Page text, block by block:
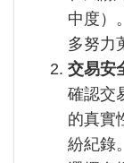
中度）
多努力
交易安
確認交
的真實
紛紀錄。